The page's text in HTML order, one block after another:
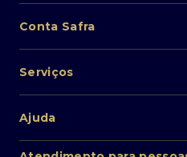
Lista de fundos de
Private Banking
Renda fixa
Conta Safra
Pessoa Física
Cartões
Empréstimos e
Serviços
Perda/roubo de celular
Ajuda
Atendimento ao cliente